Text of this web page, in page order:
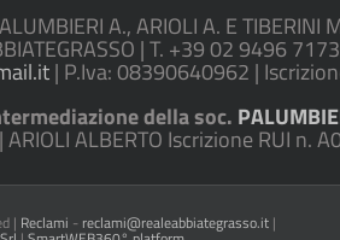
A., ARIOLI A. E TIBERINI
| T. +39 02 9496
| P.Iva: 08390640962 |
della soc.
ALBERTO Iscrizione RUI n.
| Reclami - reclami@realeabbiategrasso.it |